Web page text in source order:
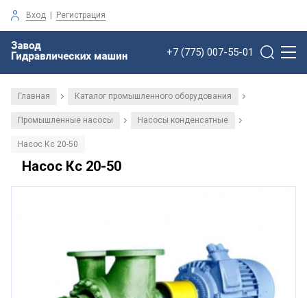
Вход | Регистрация
+7 (775) 007-55-01
Главная / Каталог промышленного оборудования /
Промышленные насосы / Насосы конденсатные /
Насос Кс 20-50
Насос Кс 20-50